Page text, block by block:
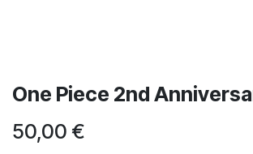
One Piece 2nd
50,00 €